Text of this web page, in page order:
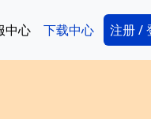
中心 下载中心 注册 /